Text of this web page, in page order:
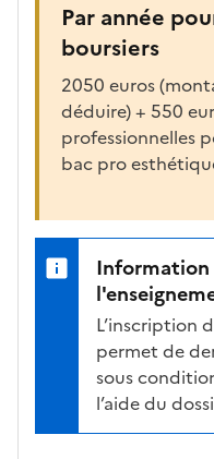
Par année
boursiers
2050 euros
déduire) + 550
professionnelles
bac pro
Information
L’inscription
permet de
sous
l’aide du